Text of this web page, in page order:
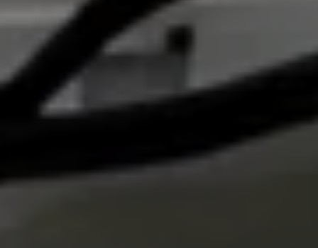
Accesorios Originales
Comunidad The Originals
Comunidad The Originals
Historias Originales
Concentración FurgoVolkswagen
La historia de las furgos Volkswagen
Consigue tu placa The Originals
Camper Tour